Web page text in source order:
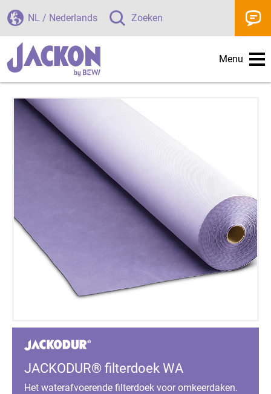
Menu
NL / Nederlands Zoeken
JACKODUR® filterdoek WA
Het waterafvoerende filterdoek voor omkeerdaken.